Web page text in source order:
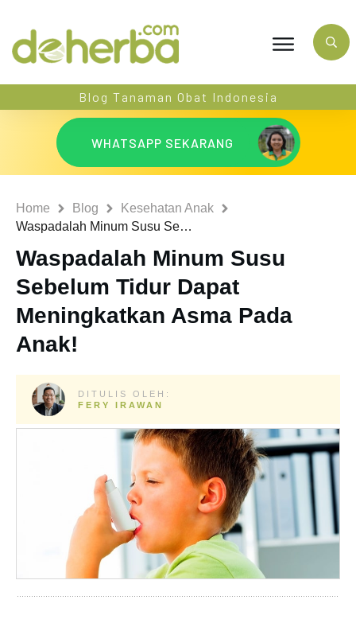
Blog Tanaman Obat Indonesia
WHATSAPP SEKARANG
Home Blog
Kesehatan Anak
Waspadalah Minum Susu Sebelum Tidur Dapat Meningkatkan Asma Pada Anak!
Waspadalah Minum Susu
Sebelum Tidur Dapat
Meningkatkan Asma Pada
Anak!
DITULIS OLEH:
FERY IRAWAN